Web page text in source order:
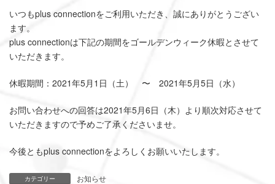
いつもplus connectionをご利用いただき、誠にありがとうござい
ます。
plus connectionは下記の期間をゴールデンウィーク休暇とさせて
いただきます。
休暇期間：2021年5月1日（土） 〜 2021年5月5日（水）
お問い合わせへの回答は2021年5月6日（木）より順次対応させて
いただきますので予めご了承くださいませ。
今後ともplus connectionをよろしくお願いいたします。
カテゴリー お知らせ